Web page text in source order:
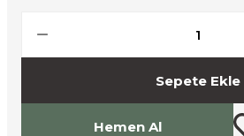
Sepete Ekle
Hemen Al